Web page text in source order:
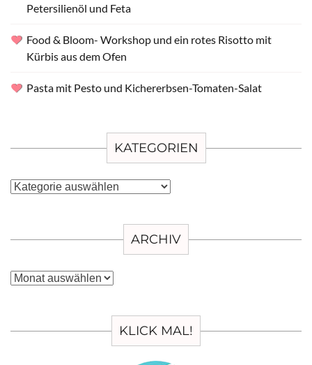
Petersilienöl und Feta
Food & Bloom- Workshop und ein rotes Risotto mit
Kürbis aus dem Ofen
Pasta mit Pesto und Kichererbsen-Tomaten-Salat
KATEGORIEN
Kategorien
ARCHIV
Archiv
KLICK MAL!